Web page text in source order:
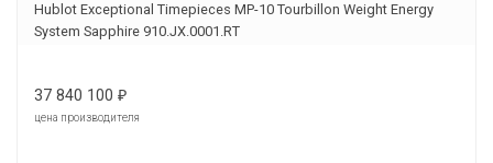
Hublot Exceptional Timepieces MP-10 Tourbillon Weight Energy
System Sapphire 910.JX.0001.RT
37 840 100 ₽
цена производителя